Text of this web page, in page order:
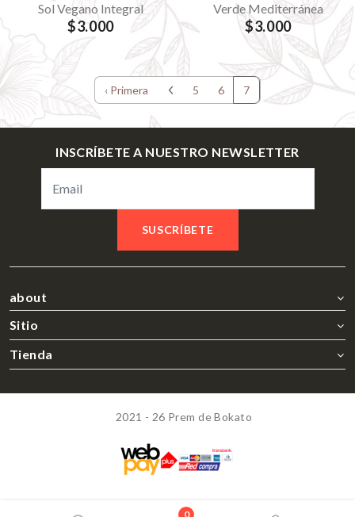
0
Sol Vegano Integral
$3.000
Verde Mediterránea
$3.000
‹ Primera 5 6 7
INSCRÍBETE A NUESTRO NEWSLETTER
SUSCRÍBETE
about
Sitio
Tienda
2021 - 26 Prem de Bokato